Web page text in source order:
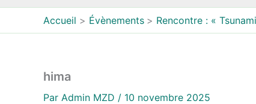
Accueil Évènements Rencontre : «
hima
Par Admin MZD / 10 novembre 2025